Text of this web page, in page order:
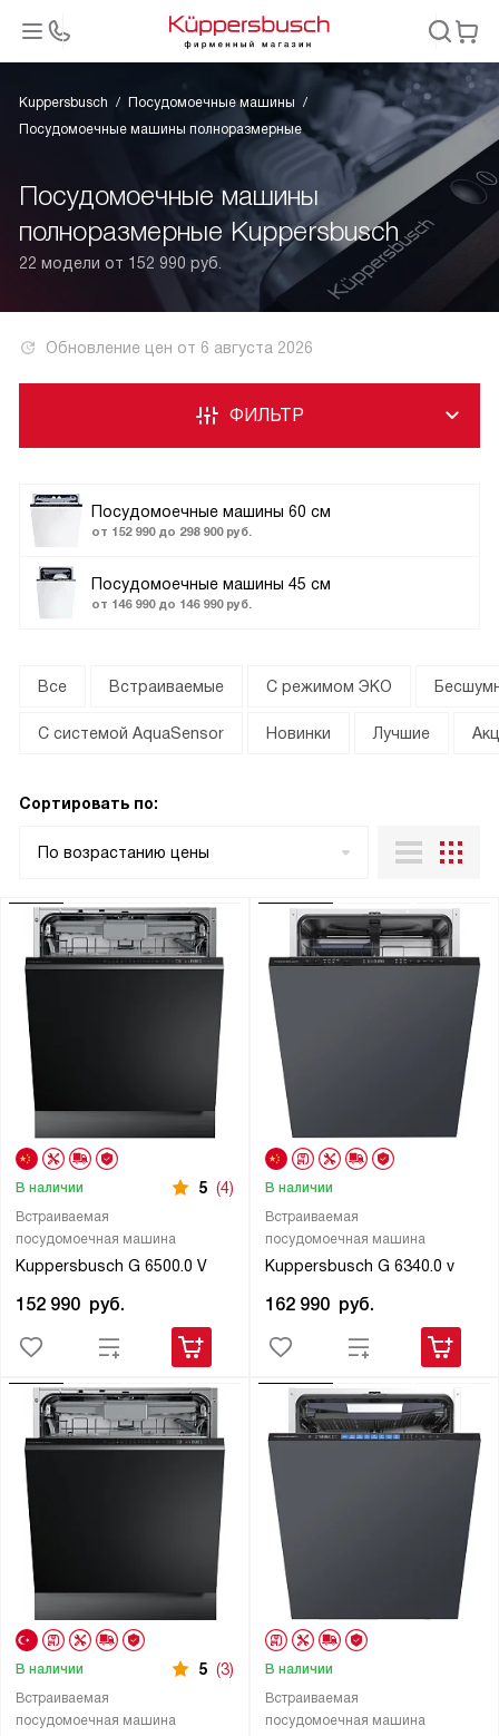
Kuppersbusch
Посудомоечные машины
Посудомоечные машины полноразмерные
Посудомоечные машины
полноразмерные Kuppersbusch
22 модели от 152 990 руб.
Обновление цен от 6 августа 2026
Посудомоечные машины 60 см
от 152 990 до 298 900 руб.
Посудомоечные машины 45 см
от 146 990 до 146 990 руб.
ФИЛЬТР
Все Встраиваемые С режимом ЭКО
С системой AquaSensor Новинки Лучшие
Сортировать по:
По возрастанию цены
Встраиваемая
посудомоечная машина
Kuppersbusch G 6500.0 V
В наличии 5 (4)
152 990 руб.
Встраиваемая
посудомоечная машина
Kuppersbusch G 6340.0 v
В наличии
162 990 руб.
Встраиваемая
посудомоечная машина
В наличии 5 (3)
Встраиваемая
посудомоечная машина
В наличии